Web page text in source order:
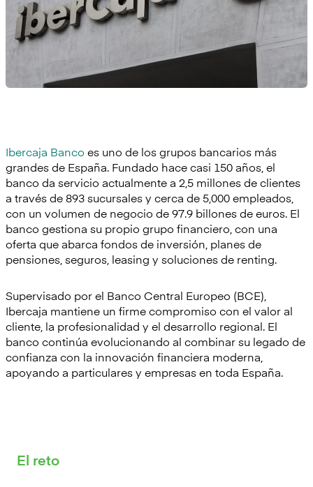
Ibercaja Banco es uno de los grupos bancarios más
grandes de España. Fundado hace casi 150 años, el
banco da servicio actualmente a 2,5 millones de clientes
a través de 893 sucursales y cerca de 5,000 empleados,
con un volumen de negocio de 97.9 billones de euros. El
banco gestiona su propio grupo financiero, con una
oferta que abarca fondos de inversión, planes de
pensiones, seguros, leasing y soluciones de renting.
Supervisado por el Banco Central Europeo (BCE),
Ibercaja mantiene un firme compromiso con el valor al
cliente, la profesionalidad y el desarrollo regional. El
banco continúa evolucionando al combinar su legado de
confianza con la innovación financiera moderna,
apoyando a particulares y empresas en toda España.
El reto